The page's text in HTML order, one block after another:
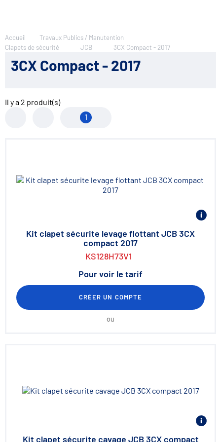
Accueil
Travaux Publics / Manutention
Clapets de sécurité
JCB 3CX Compact - 2017
3CX Compact - 2017
Il y a 2 produit(s)
1
Kit clapet sécurite levage flottant JCB 3CX
compact 2017
KS128H73V1
Pour voir le tarif
CRÉER UN COMPTE
ou
Kit clapet sécurite cavage JCB 3CX compact